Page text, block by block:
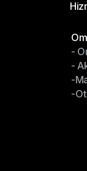
-
-
-
-
-
-
-